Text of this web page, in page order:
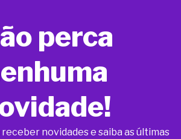
perca
novidades e saiba as últimas